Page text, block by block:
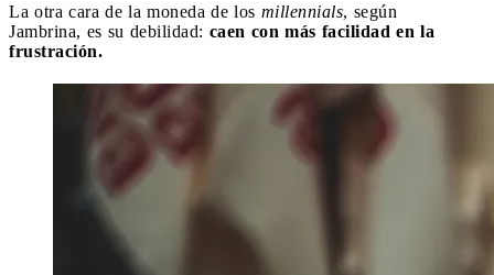
La otra cara de la moneda de los millennials, según
Jambrina, es su debilidad: caen con más facilidad en la
frustración.